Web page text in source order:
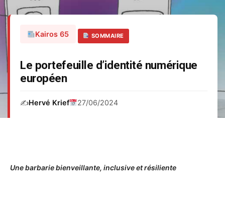
Kairos 65 SOMMAIRE
Le portefeuille d’identité numérique
européen
✍️Hervé Krief 27/06/2024
Une barbarie bienveillante, inclusive et résiliente